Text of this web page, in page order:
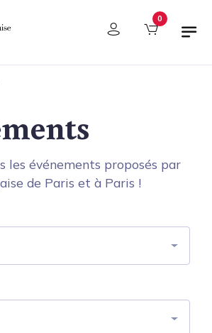
des cookies 0
les événements proposés par
de Paris et à Paris !